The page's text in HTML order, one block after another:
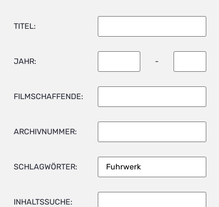
TITEL:
JAHR: -
FILMSCHAFFENDE:
ARCHIVNUMMER:
SCHLAGWÖRTER:
INHALTSSUCHE: